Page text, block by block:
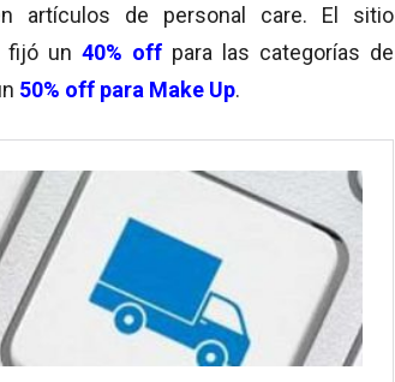
artículos de personal care. El sitio
fijó un 40% off para las categorías de
50% off para Make Up.